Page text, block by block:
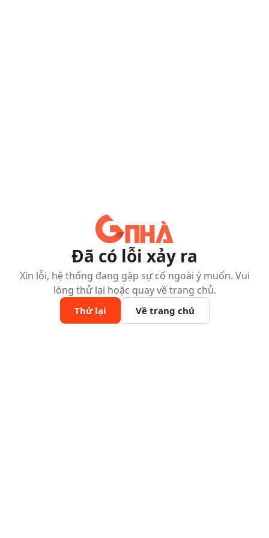
Đã có lỗi xảy ra
Xin lỗi, hệ thống đang gặp sự cố ngoài ý muốn. Vui
lòng thử lại hoặc quay về trang chủ.
Thử lại Về trang chủ